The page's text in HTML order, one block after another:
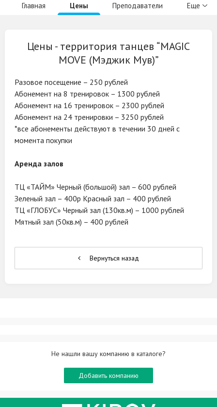
Главная Цены Преподаватели Еще
Цены - территория танцев “MAGIC
MOVE (Мэджик Мув)”
Разовое посещение – 250 рублей
Абонемент на 8 тренировок – 1300 рублей
Абонемент на 16 тренировок – 2300 рублей
Абонемент на 24 тренировки – 3250 рублей
*все абонементы действуют в течении 30 дней с
момента покупки
Аренда залов
ТЦ «ТАЙМ» Черный (большой) зал – 600 рублей
Зеленый зал – 400р Красный зал – 400 рублей
ТЦ «ГЛОБУС» Черный зал (130кв.м) – 1000 рублей
Мятный зал (50кв.м) – 400 рублей
Вернуться назад
Не нашли вашу компанию в каталоге?
Добавить компанию